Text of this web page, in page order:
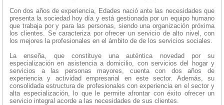
Con dos años de experiencia, Edades nació ante las necesidades que
presenta la sociedad hoy día y está gestionada por un equipo humano
que trabaja por y para las personas, siendo una organización próxima
los clientes. Se caracteriza por ofrecer un servicio de alto nivel, con
los mejores la profesionales en el ámbito de de los servicios sociales.
La enseña, que constituye una auténtica novedad por su
especialización en asistencia a domicilio, con servicios del hogar y
servicios a las personas mayores, cuenta con dos años de
experiencia y actividad empresarial en este sector. Además, su
consolidada estructura de profesionales con experiencia en el sector y
alta especialización, lo que le permite afrontar con éxito ofrecer un
servicio integral acorde a las necesidades de sus clientes.